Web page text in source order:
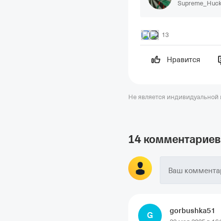
13
Нравится
Не является
14 комментариев
Ваш
G
gorbushka51